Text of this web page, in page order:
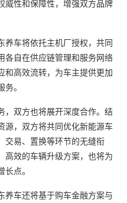
威性和保障性，增强双方品牌
车将依托主机厂授权，共同
各自在供应链管理和服务网络
和高效流转，为车主提供更加
。
双方也将展开深度合作。结
源，双方将共同优化新能源车
交易、置换等环节的无缝衔
高效的车辆升级方案，也将为
点。
车还将基于购车金融方案与